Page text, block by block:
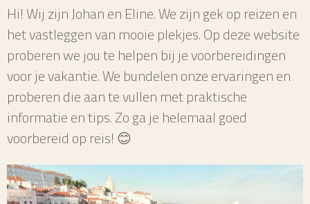
Hi! Wij zijn Johan en Eline. We zijn gek op reizen en
het vastleggen van mooie plekjes. Op deze website
proberen we jou te helpen bij je voorbereidingen
voor je vakantie. We bundelen onze ervaringen en
proberen die aan te vullen met praktische
informatie en tips. Zo ga je helemaal goed
voorbereid op reis! 😊